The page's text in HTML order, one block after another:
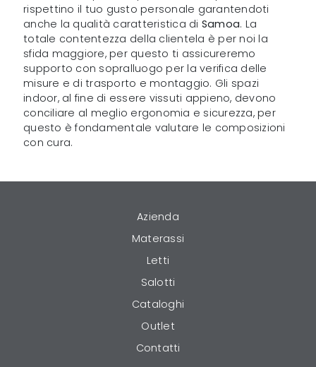
rispettino il tuo gusto personale garantendoti
anche la qualità caratteristica di Samoa. La
totale contentezza della clientela è per noi la
sfida maggiore, per questo ti assicureremo
supporto con sopralluogo per la verifica delle
misure e di trasporto e montaggio. Gli spazi
indoor, al fine di essere vissuti appieno, devono
conciliare al meglio ergonomia e sicurezza, per
questo è fondamentale valutare le composizioni
con cura.
Azienda
Materassi
Letti
Salotti
Cataloghi
Outlet
Contatti